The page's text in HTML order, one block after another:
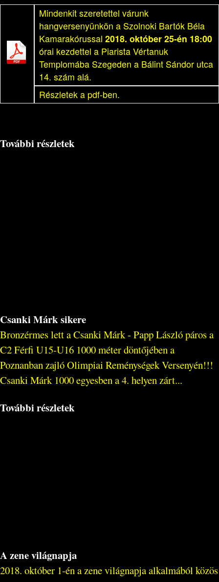
Mindenkit szeretettel várunk
hangversenyünkön a Szolnoki Bartók Béla
Kamarakórussal 2018. október 25-én 18:00
órai kezdettel a Piarista Vértanuk
Templomába Szegeden a Bálint Sándor utca
14. szám alá.
Részletek a pdf-ben.
További részletek
Csanki Márk sikere
Bronzérmes lett a Csanki Márk - Papp László páros a
C2 Férfi U15-U16 1000 méter döntőjében a
Poznanban zajló Olimpiai Reménységek Versenyén!!!
Csanki Márk 1000 egyesben a 4. helyen zárt...
További részletek
A zene világnapja
2018. október 1-én a zene világnapja alkalmából közös